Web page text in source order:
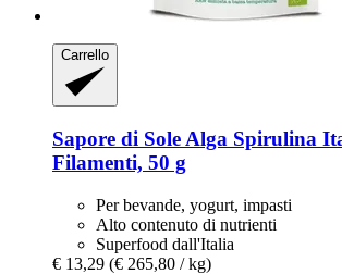
Carrello
Sapore di Sole Alga Spirulina
Filamenti, 50 g
Per bevande, yogurt, impasti
Alto contenuto di nutrienti
Superfood dall'Italia
€ 13,29 (€ 265,80 / kg)